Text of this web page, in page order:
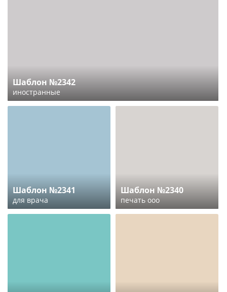
Шаблон №2342
иностранные
Шаблон №2341
для врача
Шаблон №2340
печать ооо